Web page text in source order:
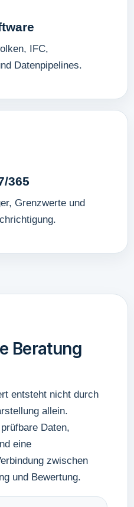
IFC,
Datenpipelines.
365
Grenzwerte und
Beratung
entsteht nicht durch
allein.
Daten,
eine
zwischen
und Bewertung.